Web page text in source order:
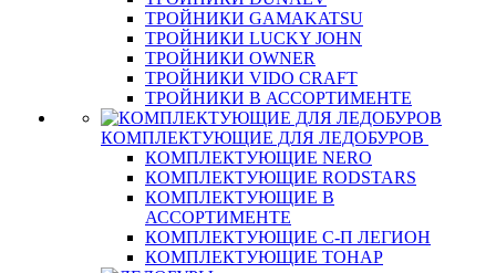
ТРОЙНИКИ GAMAKATSU
ТРОЙНИКИ LUCKY JOHN
ТРОЙНИКИ OWNER
ТРОЙНИКИ VIDO CRAFT
ТРОЙНИКИ В АССОРТИМЕНТЕ
КОМПЛЕКТУЮЩИЕ ДЛЯ ЛЕДОБУРОВ
КОМПЛЕКТУЮЩИЕ NERO
КОМПЛЕКТУЮЩИЕ RODSTARS
КОМПЛЕКТУЮЩИЕ В
АССОРТИМЕНТЕ
КОМПЛЕКТУЮЩИЕ С-П ЛЕГИОН
КОМПЛЕКТУЮЩИЕ ТОНАР